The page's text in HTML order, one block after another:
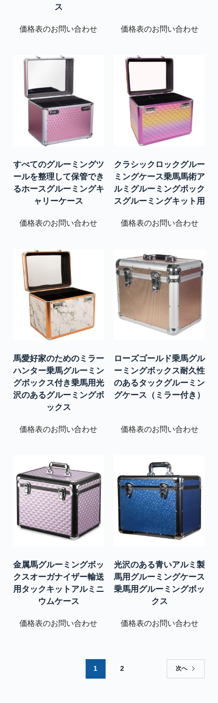
ス
価格表のお問い合わせ 価格表のお問い合わせ
すべてのグルーミングツ
ールを整理して保管でき
るホースグルーミングキ
ャリーケース
価格表のお問い合わせ
クラシックロックグルー
ミングケース乗馬馬術ア
ルミグルーミングボック
スグルーミングキット用
価格表のお問い合わせ
馬愛好家のためのミラー
ハンター乗馬グルーミン
グボックス付き乗馬用光
沢のあるグルーミングボ
ックス
価格表のお問い合わせ
ローズゴールド乗馬グル
ーミングボックス耐久性
のあるタックグルーミン
グケース（ミラー付き）
価格表のお問い合わせ
金属馬グルーミングボッ
クスオーガナイザー輸送
用タックキットアルミニ
ウムケース
価格表のお問い合わせ
光沢のある青いアルミ製
馬用グルーミングケース
乗馬用グルーミングボッ
クス
価格表のお問い合わせ
1 2 次へ